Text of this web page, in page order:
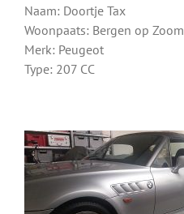
Naam: Doortje Tax
Woonpaats: Bergen op Zoom
Merk: Peugeot
Type: 207 CC